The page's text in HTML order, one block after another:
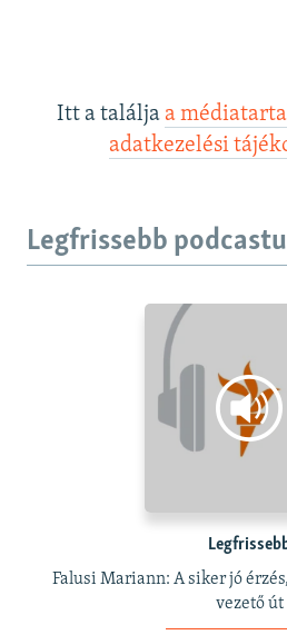
Itt a találja a
adatkezelési
Legfrissebb
Falusi Mariann: A siker jó
vezető út